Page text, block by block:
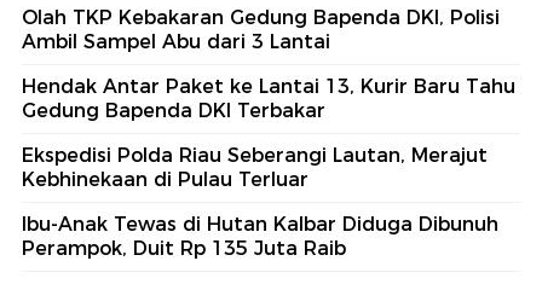
Olah TKP Kebakaran Gedung Bapenda DKI, Polisi
Ambil Sampel Abu dari 3 Lantai
Hendak Antar Paket ke Lantai 13, Kurir Baru Tahu
Gedung Bapenda DKI Terbakar
Ekspedisi Polda Riau Seberangi Lautan, Merajut
Kebhinekaan di Pulau Terluar
Ibu-Anak Tewas di Hutan Kalbar Diduga Dibunuh
Perampok, Duit Rp 135 Juta Raib